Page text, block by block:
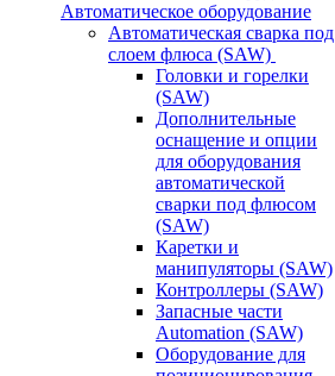
Автоматическое оборудование
Автоматическая сварка под
слоем флюса (SAW)
Головки и горелки
(SAW)
Дополнительные
оснащение и опции
для оборудования
автоматической
сварки под флюсом
(SAW)
Каретки и
манипуляторы (SAW)
Контроллеры (SAW)
Запасные части
Automation (SAW)
Оборудование для